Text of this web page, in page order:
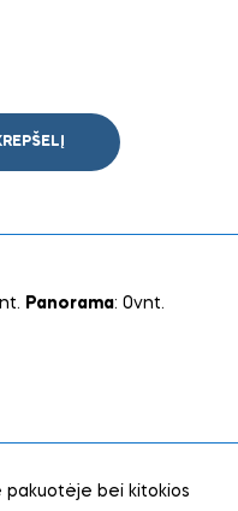
Panorama: 0vnt.
pakuotėje bei kitokios